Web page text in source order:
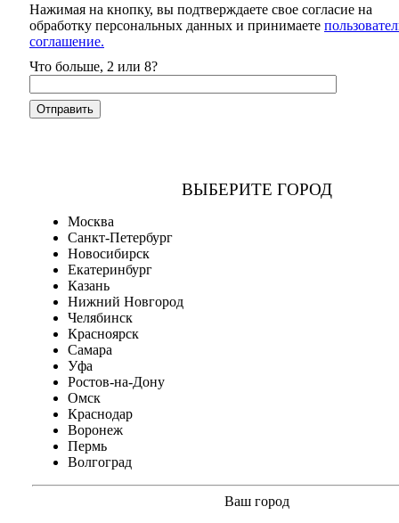
Нажимая на кнопку, вы подтверждаете свое согласие на
обработку персональных данных и принимаете
соглашение.
Что больше, 2 или 8?
ВЫБЕРИТЕ ГОРОД
Москва
Санкт-Петербург
Новосибирск
Екатеринбург
Казань
Нижний Новгород
Челябинск
Красноярск
Самара
Уфа
Ростов-на-Дону
Омск
Краснодар
Воронеж
Пермь
Волгоград
Ваш город